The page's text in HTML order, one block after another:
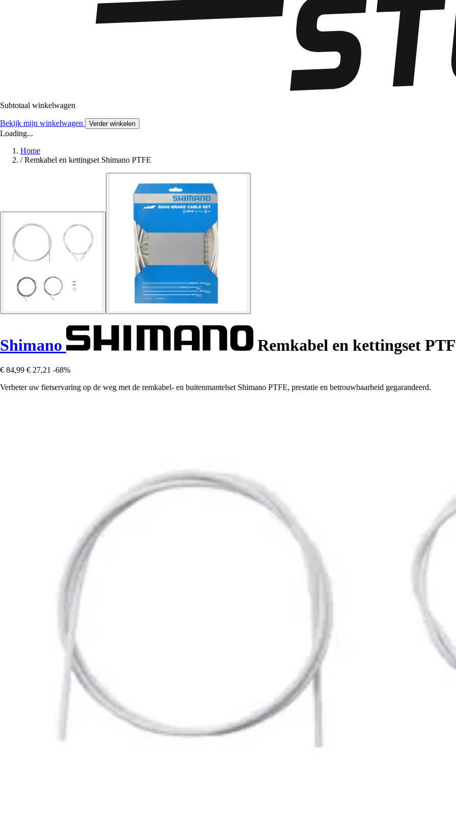
Subtotaal winkelwagen
Bekijk mijn winkelwagen Verder winkelen
Loading...
Home
/ Remkabel en kettingset Shimano PTFE
Shimano Remkabel en kettingset
€ 84,99 € 27,21 -68%
Verbeter uw fietservaring op de weg met de remkabel- en buitenmantelset Shimano PTFE, prestatie en betrouwbaarheid gegarandeerd.